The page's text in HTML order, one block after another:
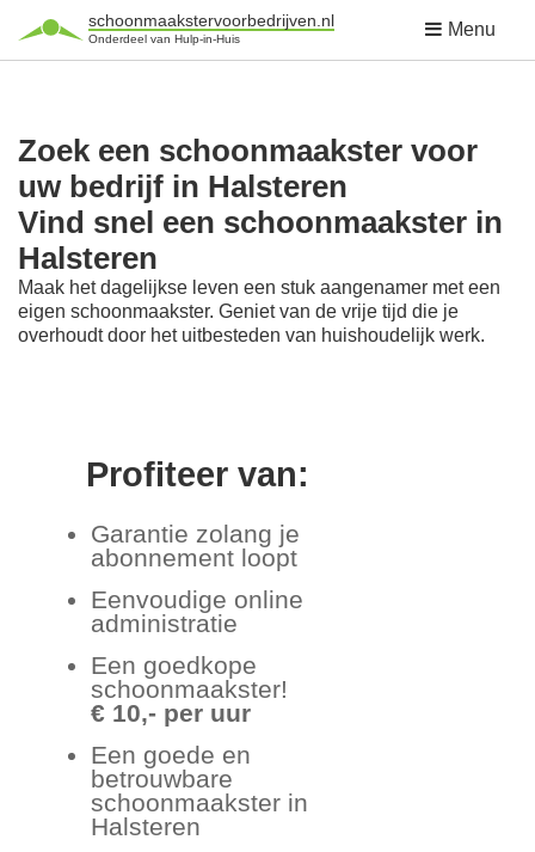
schoonmaakstervoorbedrijven.nl
Onderdeel van Hulp-in-Huis Menu
Zoek een schoonmaakster voor
uw bedrijf in Halsteren
Vind snel een schoonmaakster in
Halsteren
Maak het dagelijkse leven een stuk aangenamer met een
eigen schoonmaakster. Geniet van de vrije tijd die je
overhoudt door het uitbesteden van huishoudelijk werk.
Profiteer van:
Garantie zolang je
abonnement loopt
Eenvoudige online
administratie
Een goedkope
schoonmaakster!
€ 10,- per uur
Een goede en
betrouwbare
schoonmaakster in
Halsteren